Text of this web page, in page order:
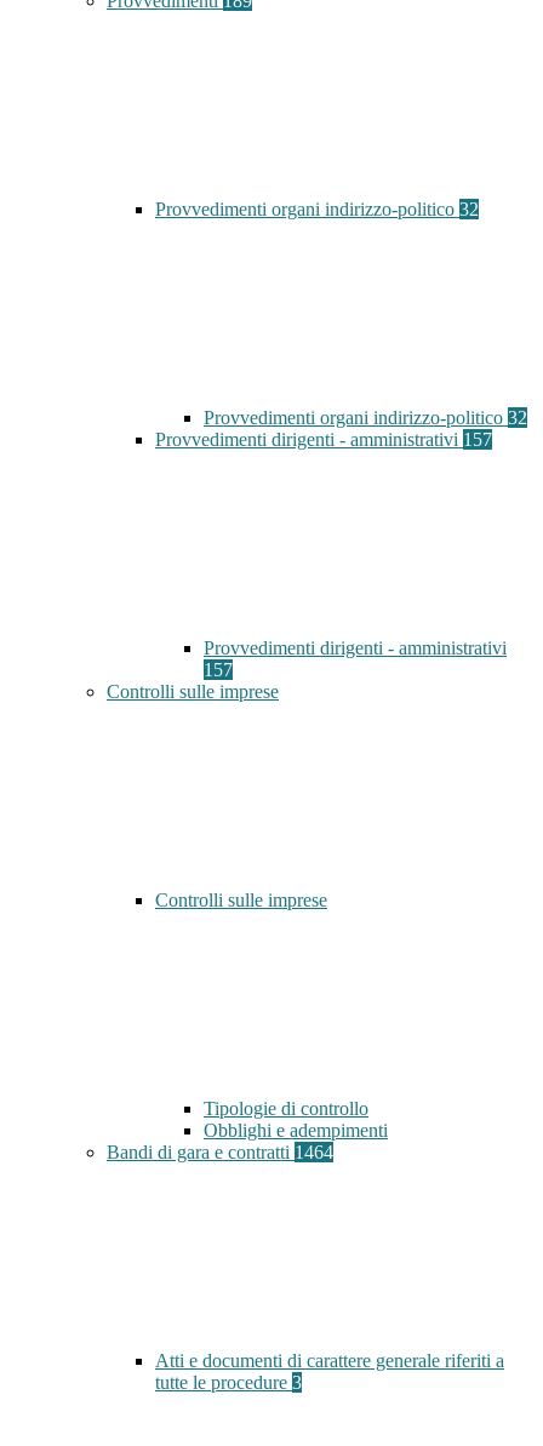
Provvedimenti organi indirizzo-politico 32
Provvedimenti organi indirizzo-politico 32
Provvedimenti dirigenti - amministrativi 157
Provvedimenti dirigenti - amministrativi
157
Controlli sulle imprese
Controlli sulle imprese
Tipologie di controllo
Obblighi e adempimenti
Bandi di gara e contratti 1464
Atti e documenti di carattere generale riferiti a
tutte le procedure 3